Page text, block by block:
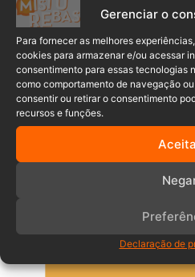
Gerenciar o
Para fornecer as melhores
cookies para armazenar e/ou acessar
consentimento para essas tecnologias
como comportamento de navegação
consentir ou retirar o consentimento
recursos e funções.
Declaração de
Anuncia – Lateral